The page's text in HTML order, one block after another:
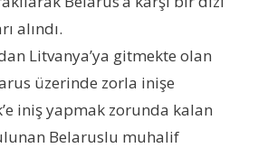
alındı.
Litvanya’ya gitmekte olan
üzerinde zorla inişe
iniş yapmak zorunda kalan
Belaruslu muhalif